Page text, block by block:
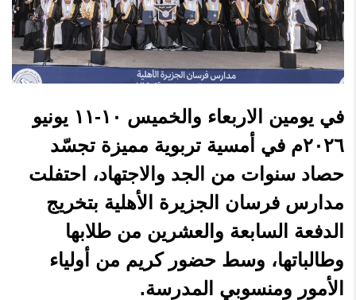
في يومين الاربعاء والخميس ١٠-١١ يونيو
٢٠٢٦م في أمسية تربوية مميزة تجسّد
حصاد سنوات من الجد والاجتهاد، احتفلت
مدارس فرسان الجزيرة الأهلية بتخريج
الدفعة السابعة والعشرين من طلابها
وطالباتها، وسط حضور كريم من أولياء
الأمور ومنسوبي المدرسة.